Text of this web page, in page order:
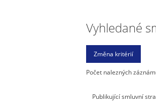
Vyhledané
Počet nalezných
Publikující smluvní